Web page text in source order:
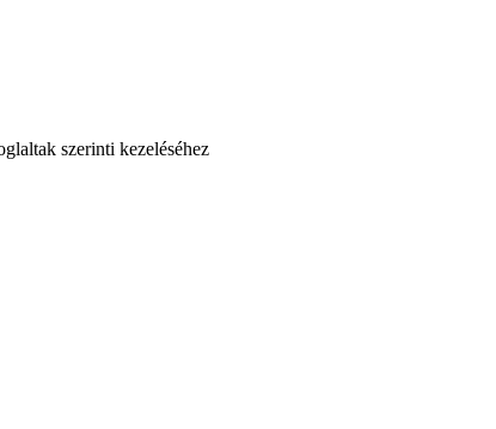
szerinti kezeléséhez